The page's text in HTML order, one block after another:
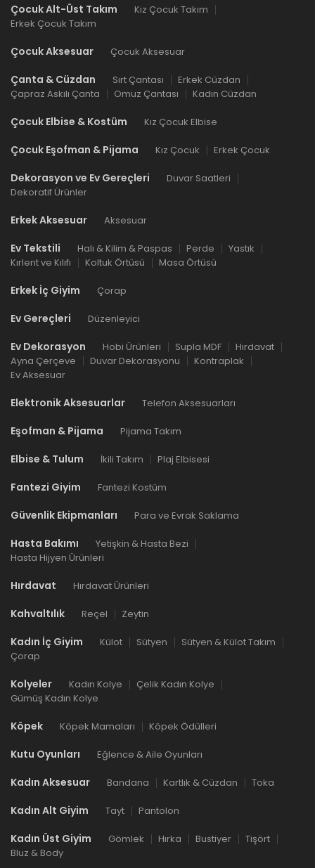
Çocuk Alt-Üst Takım
Kız Çocuk Takım
Erkek Çocuk Takım
Çocuk Aksesuar Çocuk Aksesuar
Çanta & Cüzdan Sırt Çantası
Erkek Cüzdan
Çapraz Askılı Çanta
Omuz Çantası Kadın Cüzdan
Çocuk Elbise & Kostüm Kız Çocuk Elbise
Çocuk Eşofman & Pijama Kız Çocuk Erkek Çocuk
Dekorasyon ve Ev Gereçleri
Duvar Saatleri
Dekoratif Ürünler
Erkek Aksesuar Aksesuar
Ev Tekstili Halı & Kilim & Paspas Perde
Yastık
Kırlent ve Kılıfı
Koltuk Örtüsü Masa Örtüsü
Erkek İç Giyim Çorap
Ev Gereçleri Düzenleyici
Ev Dekorasyon Hobi Ürünleri Supla MDF
Hırdavat
Ayna Çerçeve
Duvar Dekorasyonu
Kontraplak
Ev Aksesuar
Elektronik Aksesuarlar Telefon Aksesuarları
Eşofman & Pijama Pijama Takım
Elbise & Tulum İkili Takım Plaj Elbisesi
Fantezi Giyim Fantezi Kostüm
Güvenlik Ekipmanları Para ve Evrak Saklama
Hasta Bakımı
Yetişkin & Hasta Bezi
Hasta Hijyen Ürünleri
Hırdavat Hırdavat Ürünleri
Kahvaltılık Reçel Zeytin
Kadın İç Giyim Külot Sütyen
Sütyen & Külot Takım
Çorap
Kolyeler Kadın Kolye
Çelik Kadın Kolye
Gümüş Kadın Kolye
Köpek Köpek Mamaları Köpek Ödülleri
Kutu Oyunları Eğlence & Aile Oyunları
Kadın Aksesuar Bandana Kartlık & Cüzdan Toka
Kadın Alt Giyim Tayt Pantolon
Kadın Üst Giyim Gömlek Hırka Bustiyer
Tişört
Bluz & Body